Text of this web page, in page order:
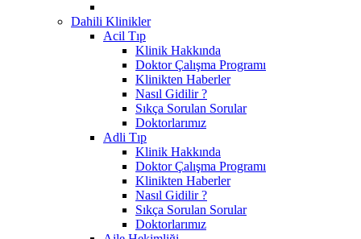
Dahili Klinikler
Acil Tıp
Klinik Hakkında
Doktor Çalışma Programı
Klinikten Haberler
Nasıl Gidilir ?
Sıkça Sorulan Sorular
Doktorlarımız
Adli Tıp
Klinik Hakkında
Doktor Çalışma Programı
Klinikten Haberler
Nasıl Gidilir ?
Sıkça Sorulan Sorular
Doktorlarımız